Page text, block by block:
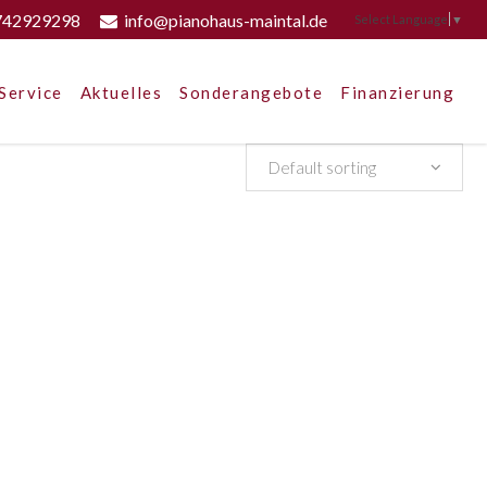
info@pianohaus-maintal.de Select Language ▼
Aktuelles Sonderangebote Finanzierung
Default sorting